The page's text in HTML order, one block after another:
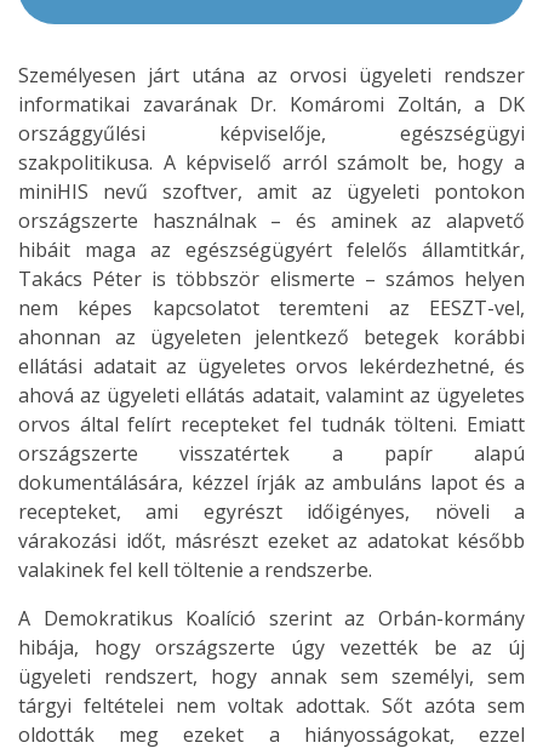
Személyesen járt utána az orvosi ügyeleti rendszer
informatikai zavarának Dr. Komáromi Zoltán, a DK
országgyűlési képviselője, egészségügyi
szakpolitikusa. A képviselő arról számolt be, hogy a
miniHIS nevű szoftver, amit az ügyeleti pontokon
országszerte használnak – és aminek az alapvető
hibáit maga az egészségügyért felelős államtitkár,
Takács Péter is többször elismerte – számos helyen
nem képes kapcsolatot teremteni az EESZT-vel,
ahonnan az ügyeleten jelentkező betegek korábbi
ellátási adatait az ügyeletes orvos lekérdezhetné, és
ahová az ügyeleti ellátás adatait, valamint az ügyeletes
orvos által felírt recepteket fel tudnák tölteni. Emiatt
országszerte visszatértek a papír alapú
dokumentálására, kézzel írják az ambuláns lapot és a
recepteket, ami egyrészt időigényes, növeli a
várakozási időt, másrészt ezeket az adatokat később
valakinek fel kell töltenie a rendszerbe.
A Demokratikus Koalíció szerint az Orbán-kormány
hibája, hogy országszerte úgy vezették be az új
ügyeleti rendszert, hogy annak sem személyi, sem
tárgyi feltételei nem voltak adottak. Sőt azóta sem
oldották meg ezeket a hiányosságokat, ezzel